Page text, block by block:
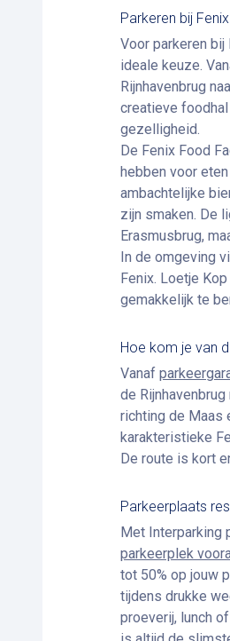
Parkeren bij
Voor parkeren
ideale keuze.
Rijnhavenbrug
creatieve
gezelligheid.
De Fenix Food
hebben voor
ambachtelijke
zijn smaken. De
Erasmusbrug,
In de omgeving
Fenix. Loetje
gemakkelijk te
Hoe kom je van
Vanaf
de
richting de Maas
karakteristieke
De route is kort
Parkeerplaats
Met Interparking
parkeerplek
tot 50% op jouw
tijdens drukke
proeverij, lunch